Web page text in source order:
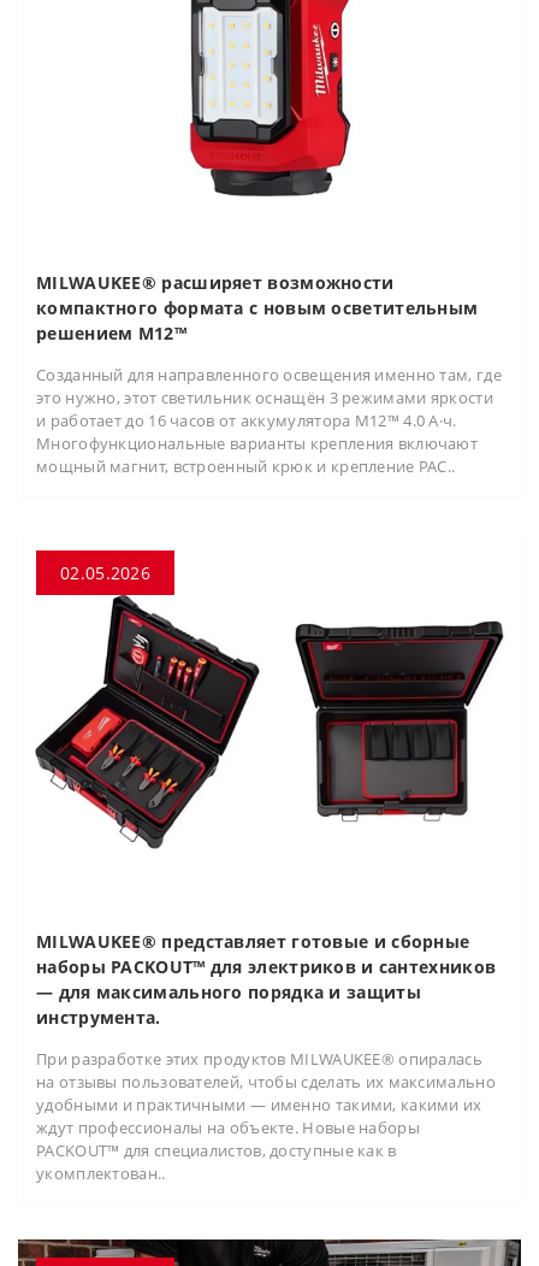
MILWAUKEE® расширяет возможности
компактного формата с новым осветительным
решением M12™
Созданный для направленного освещения именно там, где
это нужно, этот светильник оснащён 3 режимами яркости
и работает до 16 часов от аккумулятора M12™ 4.0 А·ч.
Многофункциональные варианты крепления включают
мощный магнит, встроенный крюк и крепление PAC..
02.05.2026
MILWAUKEE® представляет готовые и сборные
наборы PACKOUT™ для электриков и сантехников
— для максимального порядка и защиты
инструмента.
При разработке этих продуктов MILWAUKEE® опиралась
на отзывы пользователей, чтобы сделать их максимально
удобными и практичными — именно такими, какими их
ждут профессионалы на объекте. Новые наборы
PACKOUT™ для специалистов, доступные как в
укомплектован..